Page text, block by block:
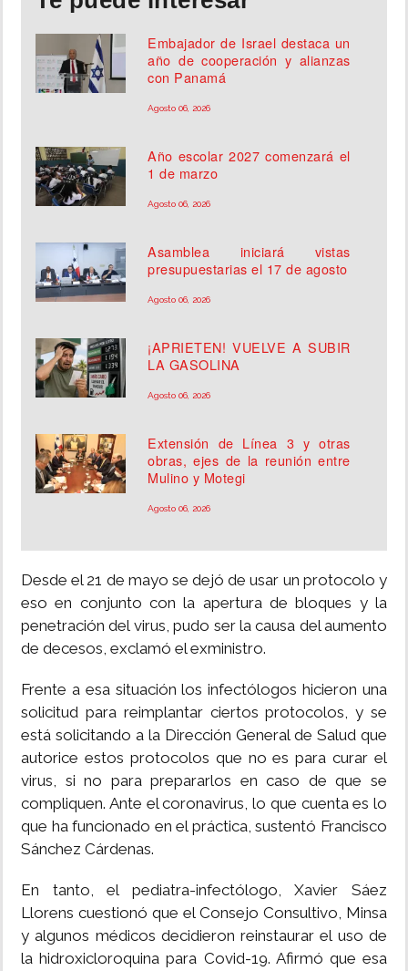
Embajador de Israel destaca un
año de cooperación y alianzas
con Panamá
Agosto 06, 2026
Año escolar 2027 comenzará el
1 de marzo
Agosto 06, 2026
Asamblea iniciará vistas
presupuestarias el 17 de agosto
Agosto 06, 2026
¡APRIETEN! VUELVE A SUBIR
LA GASOLINA
Agosto 06, 2026
Extensión de Línea 3 y otras
obras, ejes de la reunión entre
Mulino y Motegi
Agosto 06, 2026
Desde el 21 de mayo se dejó de usar un protocolo y
eso en conjunto con la apertura de bloques y la
penetración del virus, pudo ser la causa del aumento
de decesos, exclamó el exministro.
Frente a esa situación los infectólogos hicieron una
solicitud para reimplantar ciertos protocolos, y se
está solicitando a la Dirección General de Salud que
autorice estos protocolos que no es para curar el
virus, si no para prepararlos en caso de que se
compliquen. Ante el coronavirus, lo que cuenta es lo
que ha funcionado en el práctica, sustentó Francisco
Sánchez Cárdenas.
En tanto, el pediatra-infectólogo, Xavier Sáez
Llorens cuestionó que el Consejo Consultivo, Minsa
y algunos médicos decidieron reinstaurar el uso de
la hidroxicloroquina para Covid-19. Afirmó que esa